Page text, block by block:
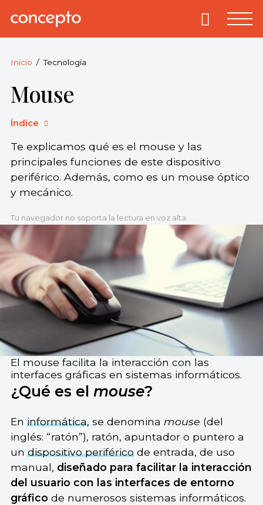
Concepto.
derechos
reservados.
Primary
Inicio Tecnología
Mouse
Índice
Te explicamos qué es el mouse y las
principales funciones de este dispositivo
periférico. Además, como es un mouse óptico
y mecánico.
Tu navegador no soporta la lectura en voz alta.
El mouse facilita la interacción con las
interfaces gráficas en sistemas informáticos.
¿Qué es el mouse?
Eninformática, se denomina mouse (del
inglés: “ratón”), ratón, apuntador o puntero a
undispositivo periféricode entrada, de uso
manual, diseñado para facilitar la interacción
del usuario con las interfaces de entorno
gráfico de numerosos sistemas informáticos.